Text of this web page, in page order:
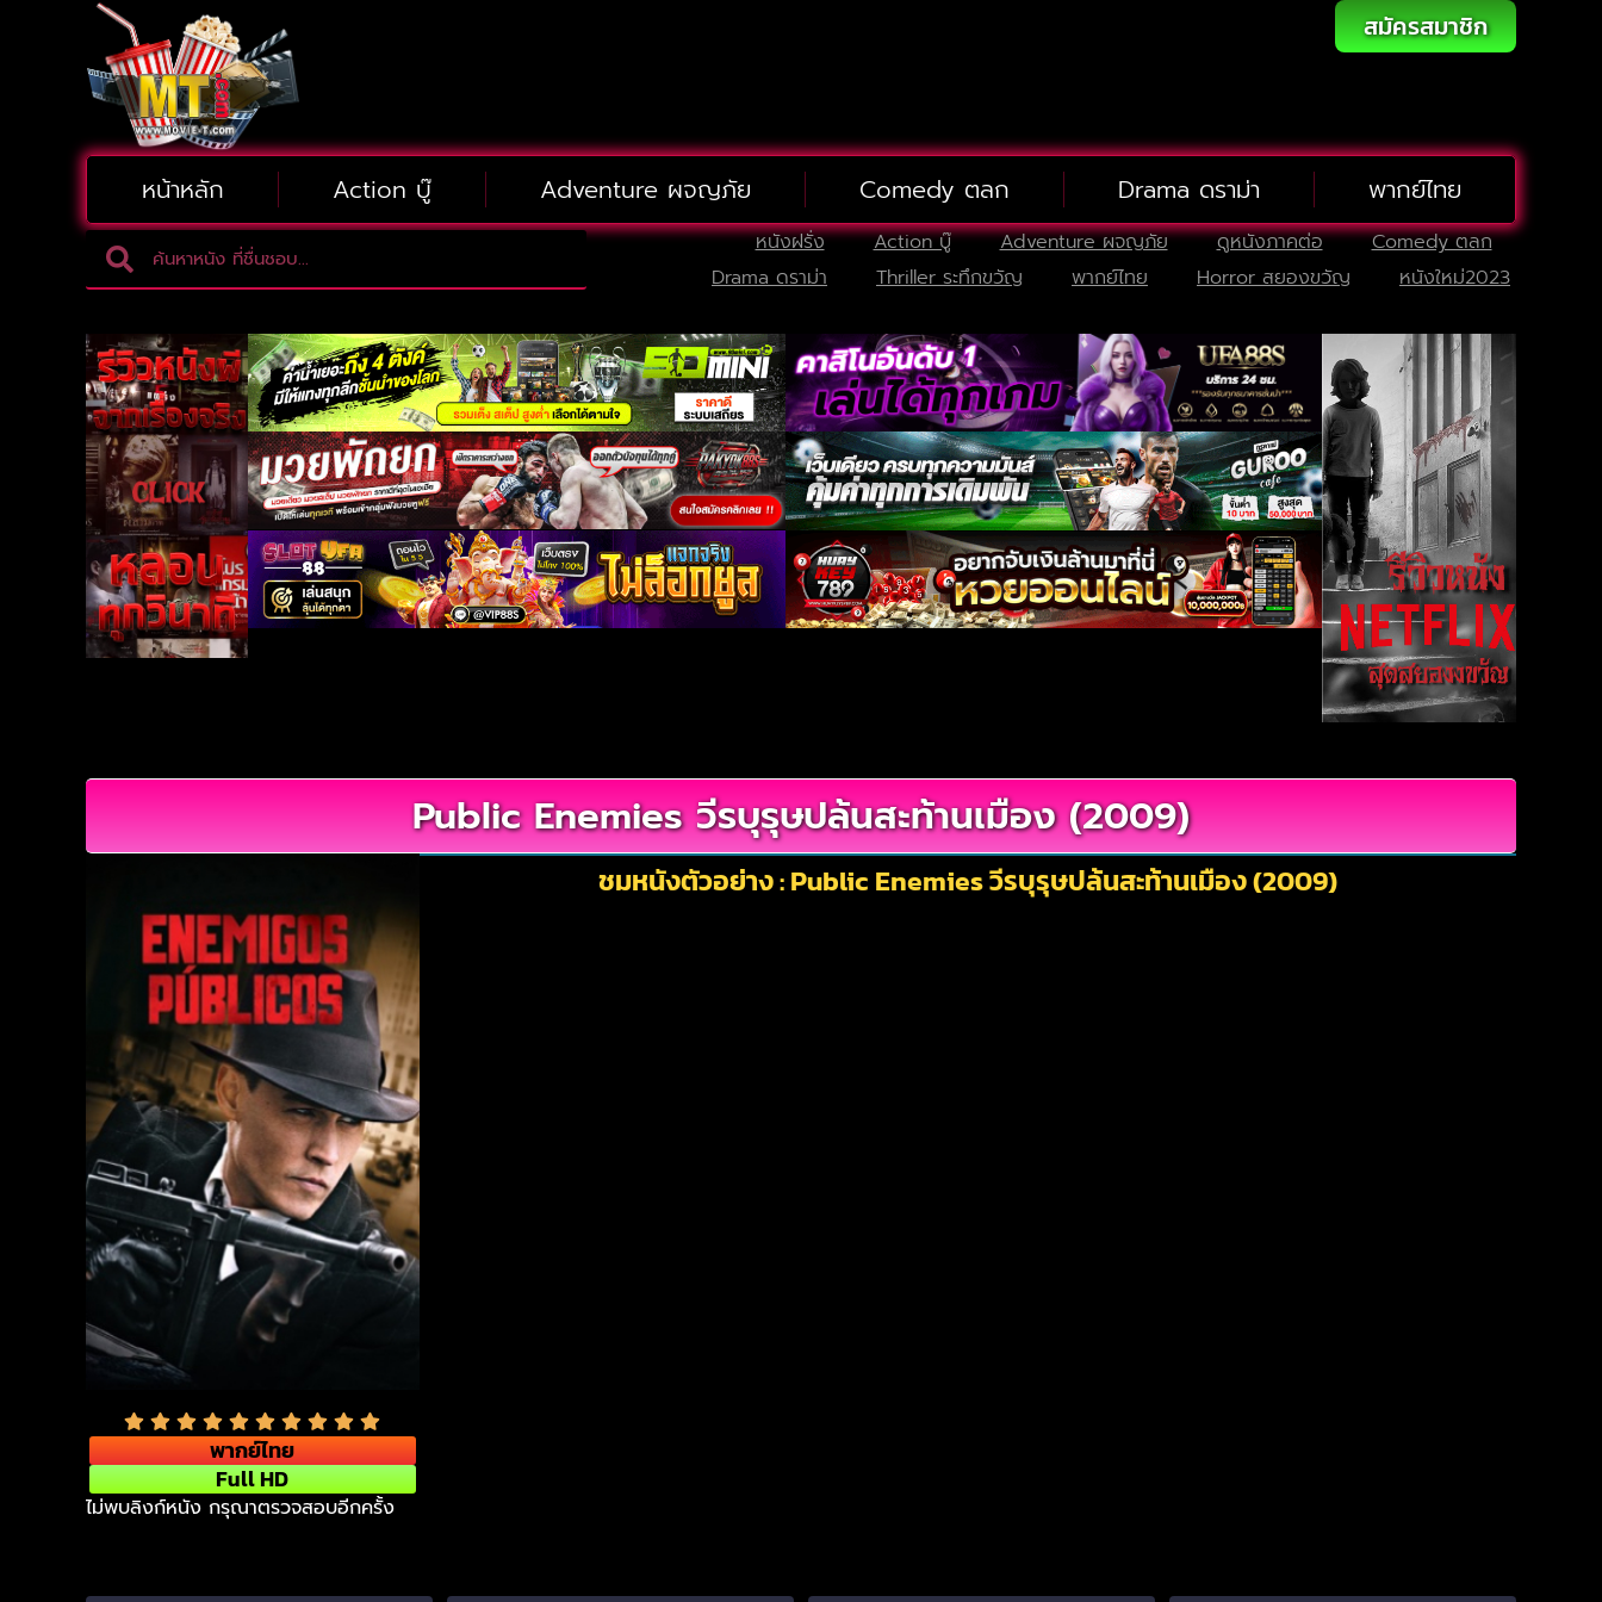
สมัครสมาชิก
หน้าหลัก Action บู๊ Adventure ผจญภัย Comedy ตลก Drama ดราม่า พากย์ไทย
หนังฝรั่ง Action บู๊ Adventure ผจญภัย ดูหนังภาคต่อ
Comedy ตลก
Drama ดราม่า
Thriller ระทึกขวัญ พากย์ไทย Horror สยองขวัญ หนังใหม่2023
Public Enemies วีรบุรุษปล้นสะท้านเมือง (2009)
พากย์ไทย
Full HD
ชมหนังตัวอย่าง : Public Enemies วีรบุรุษปล้นสะท้านเมือง (2009)
ไม่พบลิงก์หนัง กรุณาตรวจสอบอีกครั้ง